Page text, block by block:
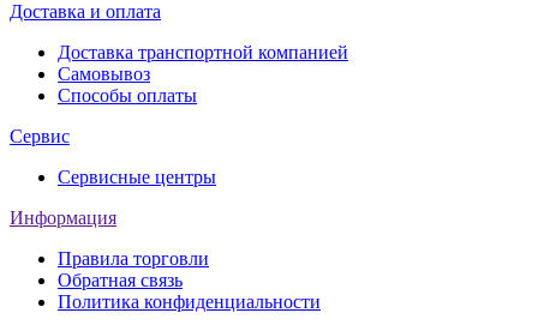
Доставка и оплата
Доставка транспортной компанией
Самовывоз
Способы оплаты
Сервис
Сервисные центры
Информация
Правила торговли
Обратная связь
Политика конфиденциальности